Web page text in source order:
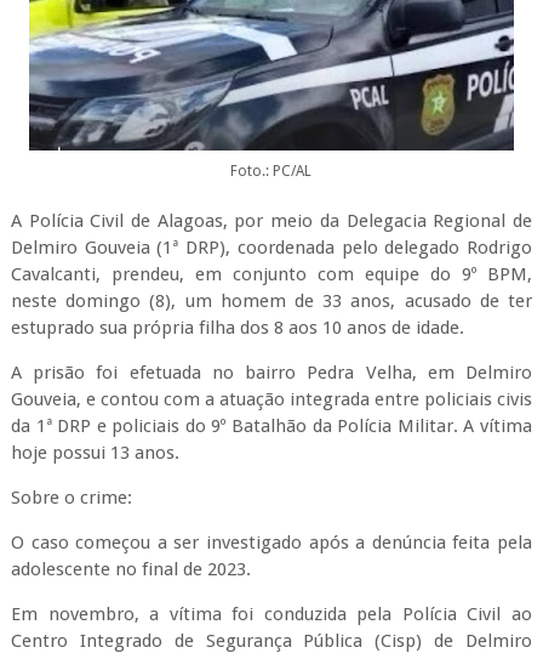
Foto.: PC/AL
A Polícia Civil de Alagoas, por meio da Delegacia Regional de
Delmiro Gouveia (1ª DRP), coordenada pelo delegado Rodrigo
Cavalcanti, prendeu, em conjunto com equipe do 9º BPM,
neste domingo (8), um homem de 33 anos, acusado de ter
estuprado sua própria filha dos 8 aos 10 anos de idade.
A prisão foi efetuada no bairro Pedra Velha, em Delmiro
Gouveia, e contou com a atuação integrada entre policiais civis
da 1ª DRP e policiais do 9º Batalhão da Polícia Militar. A vítima
hoje possui 13 anos.
Sobre o crime:
O caso começou a ser investigado após a denúncia feita pela
adolescente no final de 2023.
Em novembro, a vítima foi conduzida pela Polícia Civil ao
Centro Integrado de Segurança Pública (Cisp) de Delmiro